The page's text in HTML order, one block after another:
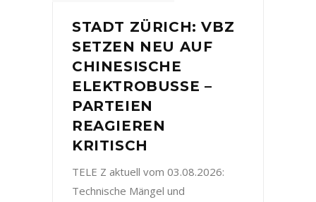
STADT ZÜRICH: VBZ
SETZEN NEU AUF
CHINESISCHE
ELEKTROBUSSE –
PARTEIEN
REAGIEREN
KRITISCH
TELE Z aktuell vom 03.08.2026:
Technische Mängel und